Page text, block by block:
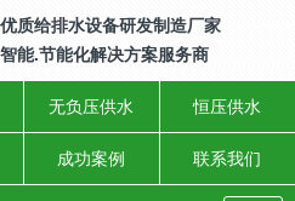
优质给排水设备研发制造厂家
智能.节能化解决方案服务商
无负压供水 恒压供水
成功案例 联系我们